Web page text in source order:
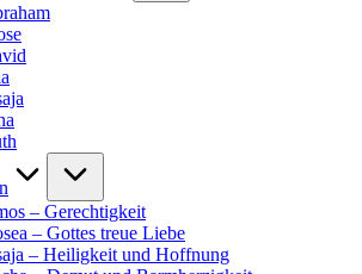
– Gerechtigkeit
– Gottes treue Liebe
– Heiligkeit und Hoffnung